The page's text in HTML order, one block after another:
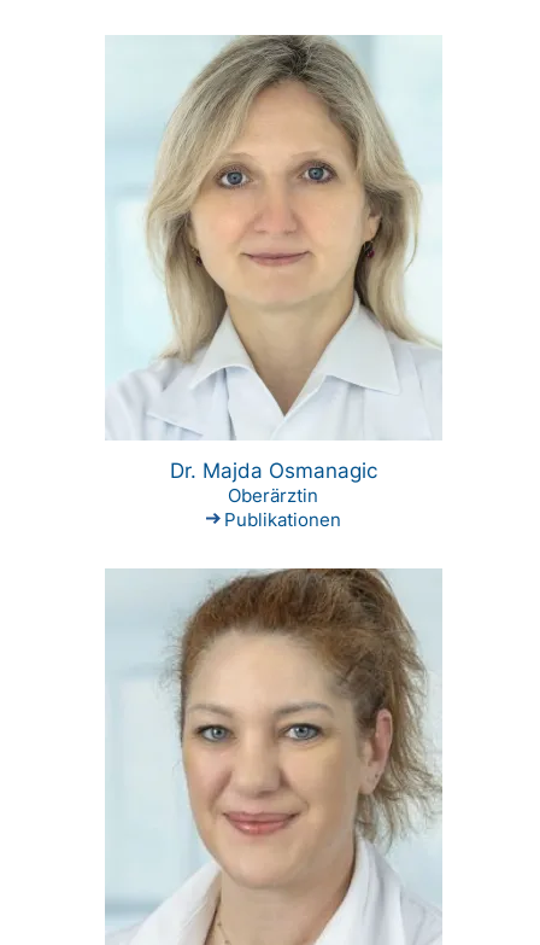
Dr. Majda Osmanagic
Oberärztin
Publikationen